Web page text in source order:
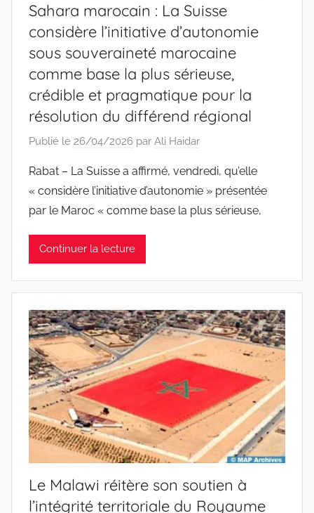
Sahara marocain : La Suisse
considère l’initiative d’autonomie
sous souveraineté marocaine
comme base la plus sérieuse,
crédible et pragmatique pour la
résolution du différend régional
Publié le 26/04/2026 par Ali Haidar
Rabat – La Suisse a affirmé, vendredi, qu’elle
« considère l’initiative d’autonomie » présentée
par le Maroc « comme base la plus sérieuse,
Continuer la lecture
Le Malawi réitère son soutien à
l’intégrité territoriale du Royaume